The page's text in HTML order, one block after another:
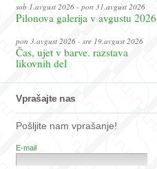
sob 1.avgust 2026 - pon 31.avgust 2026
Pilonova galerija v avgustu 2026
pon 3.avgust 2026 - sre 19.avgust 2026
Čas, ujet v barve. razstava
likovnih del
Vprašajte nas
Pošljite nam vprašanje!
E-mail